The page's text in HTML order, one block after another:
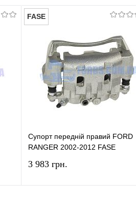
FASE
Супорт передній правий FORD
RANGER 2002-2012 FASE
3 983 грн.